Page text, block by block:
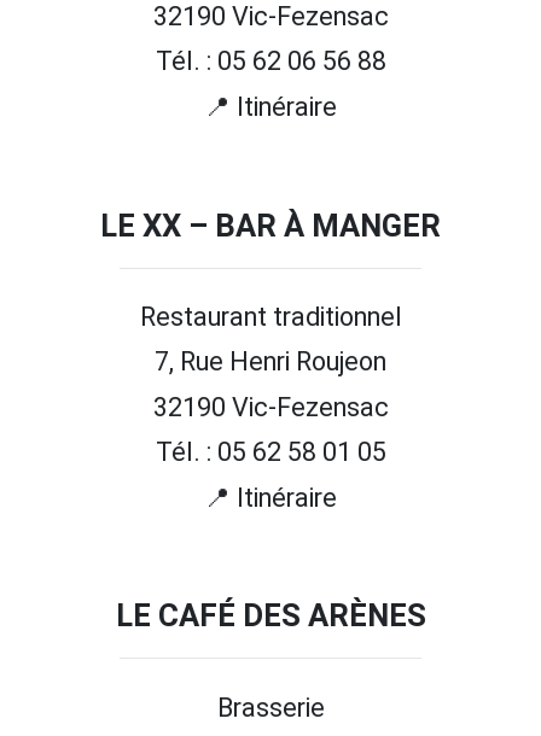
32190 Vic-Fezensac
Tél. : 05 62 06 56 88
📍 Itinéraire
LE XX – BAR À MANGER
Restaurant traditionnel
7, Rue Henri Roujeon
32190 Vic-Fezensac
Tél. : 05 62 58 01 05
📍 Itinéraire
LE CAFÉ DES ARÈNES
Brasserie